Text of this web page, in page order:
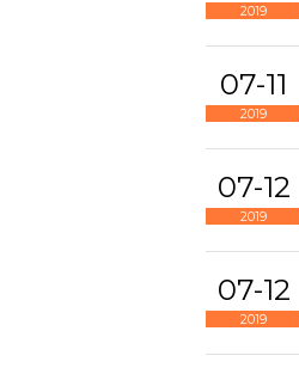
2019
07-11
2019
07-12
2019
07-12
2019